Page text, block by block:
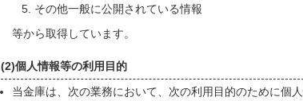
その他一般に公開されている情報
等から取得しています。
(2)個人情報等の利用目的
当金庫は、次の業務において、次の利用目的のために個